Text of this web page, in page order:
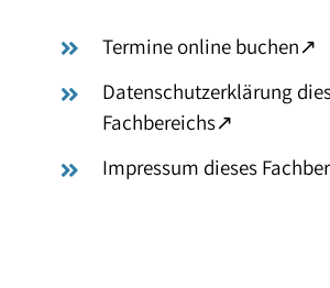
Termine online buchen–↗
Datenschutzerklärung
Fachbereichs– öffnet in
↗
Impressum dieses